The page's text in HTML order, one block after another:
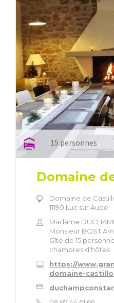
15 personnes
Domaine
Domaine de
11190 Luc sur Aude
Madame
Monsieur BOST
Gîte de 15
chambres d'hôtes
https://
domaine-